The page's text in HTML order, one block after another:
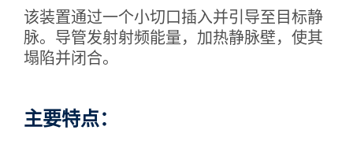
该装置通过一个小切口插入并引导至目标静
脉。导管发射射频能量，加热静脉壁，使其
塌陷并闭合。
主要特点：